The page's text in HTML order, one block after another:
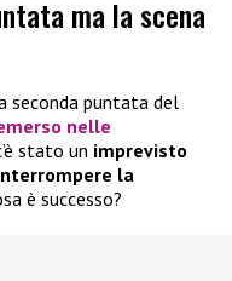
ma la scena
seconda puntata del
nelle
stato un imprevisto
la
è successo?